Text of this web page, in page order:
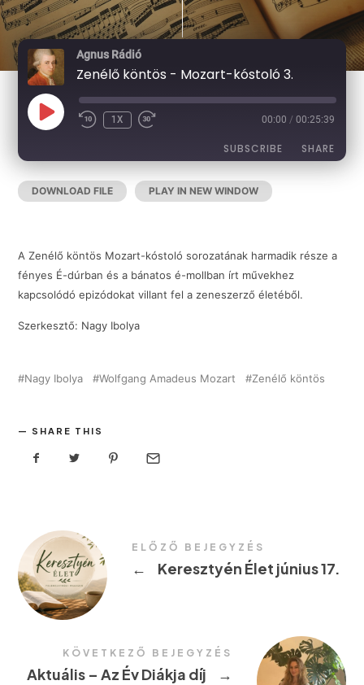
Agnus Rádió
Zenélő köntös - Mozart-kóstoló 3.
PLAY
EPISODE 1X 00:00 / 00:25:39
SUBSCRIBE SHARE
SHARE
DOWNLOAD FILE | PLAY IN NEW WINDOW
A Zenélő köntös Mozart-kóstoló sorozatának harmadik része a
fényes É-dúrban és a bánatos é-mollban írt művekhez
kapcsolódó epizódokat villant fel a zeneszerző életéből.
Szerkesztő: Nagy Ibolya
Nagy Ibolya Wolfgang Amadeus Mozart Zenélő köntös
SHARE THIS
ELŐZŐ BEJEGYZÉS
← Keresztyén Élet június 17.
KÖVETKEZŐ BEJEGYZÉS
Aktuális – Az Év Diákja díj →